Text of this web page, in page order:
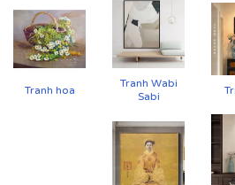
Tranh hoa
Tranh Wabi
Sabi